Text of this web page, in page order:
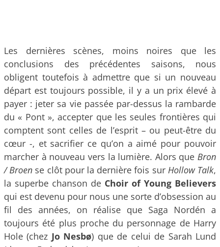
Les dernières scènes, moins noires que les
conclusions des précédentes saisons, nous
obligent toutefois à admettre que si un nouveau
départ est toujours possible, il y a un prix élevé à
payer : jeter sa vie passée par-dessus la rambarde
du « Pont », accepter que les seules frontières qui
comptent sont celles de l’esprit – ou peut-être du
cœur -, et sacrifier ce qu’on a aimé pour pouvoir
marcher à nouveau vers la lumière. Alors que Bron
/ Broen se clôt pour la dernière fois sur Hollow Talk,
la superbe chanson de Choir of Young Believers
qui est devenu pour nous une sorte d’obsession au
fil des années, on réalise que Saga Nordén a
toujours été plus proche du personnage de Harry
Hole (chez Jo Nesbø) que de celui de Sarah Lund